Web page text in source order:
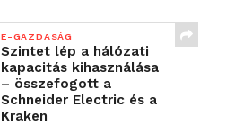
E-GAZDASÁG
Szintet lép a hálózati
kapacitás kihasználása
– összefogott a
Schneider Electric és a
Kraken